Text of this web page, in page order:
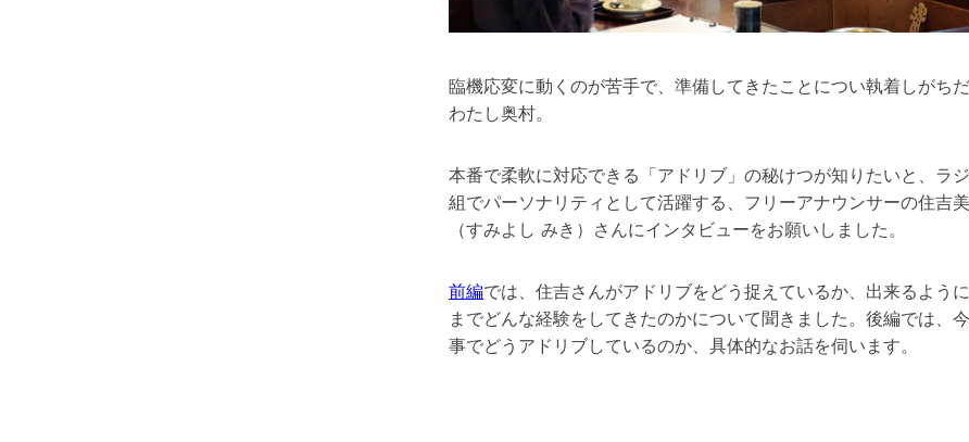
臨機応変に動くのが苦手で、準備してきたことについ執着しがち
わたし奥村。
本番で柔軟に対応できる「アドリブ」の秘けつが知りたいと、ラ
組でパーソナリティとして活躍する、フリーアナウンサーの住吉
（すみよし みき）さんにインタビューをお願いしました。
前編では、住吉さんがアドリブをどう捉えているか、出来るよう
までどんな経験をしてきたのかについて聞きました。後編では、
事でどうアドリブしているのか、具体的なお話を伺います。